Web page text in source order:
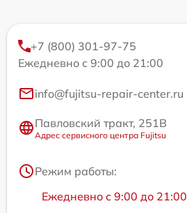
+7 (800) 301-97-75
Ежедневно с 9:00 до 21:00
info@fujitsu-repair-center.ru
Павловский тракт, 251В
Адрес сервисного центра Fujitsu
Режим работы:
Ежедневно с 9:00 до 21:00